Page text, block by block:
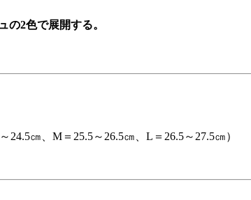
の2色で展開する。
㎝、M＝25.5～26.5㎝、L＝26.5～27.5㎝）